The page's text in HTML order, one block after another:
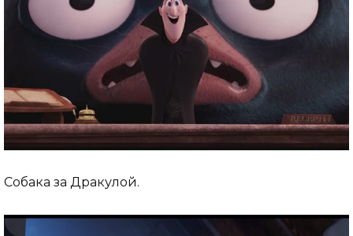
Собака за Дракулой.